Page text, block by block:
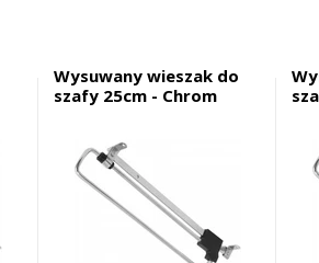
Wysuwany wieszak do
szafy 25cm - Chrom